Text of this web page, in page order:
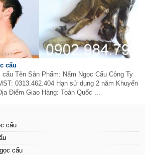
cẩu
Tên Sản Phẩm: Nấm Ngọc Cẩu Công Ty
0313.462.404 Hạn sử dụng 2 năm Khuyến
Điểm Giao Hàng: Toàn Quốc ...
cẩu
cẩu